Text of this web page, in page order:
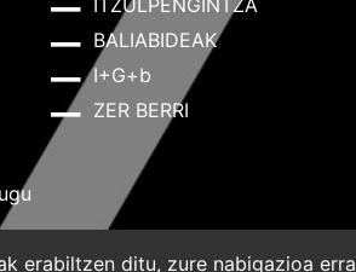
BALIABIDEAK
I+G+b
ZER BERRI
erabiltzen ditu, zure nabigazioa